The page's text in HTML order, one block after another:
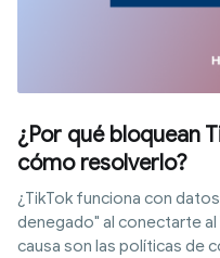
¿Por qué bloquean
cómo resolverlo?
¿TikTok funciona con
denegado" al conectarte al
causa son las políticas de